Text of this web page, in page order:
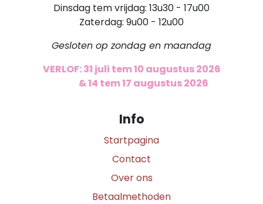
Dinsdag tem vrijdag: 13u30 - 17u00
Zaterdag: 9u00 - 12u00
Gesloten op zondag en maandag
VERLOF: 31 juli tem 10 augustus 2026
& 14 tem 17 augustus 2026
Info
Startpagina
Contact
Over ons
Betaalmethoden